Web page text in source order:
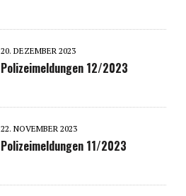
20. DEZEMBER 2023
Polizeimeldungen 12/2023
22. NOVEMBER 2023
Polizeimeldungen 11/2023